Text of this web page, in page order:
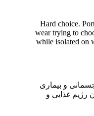
Hard choice.
wear trying to
while isolated on
و بیماری
رژیم غذایی و